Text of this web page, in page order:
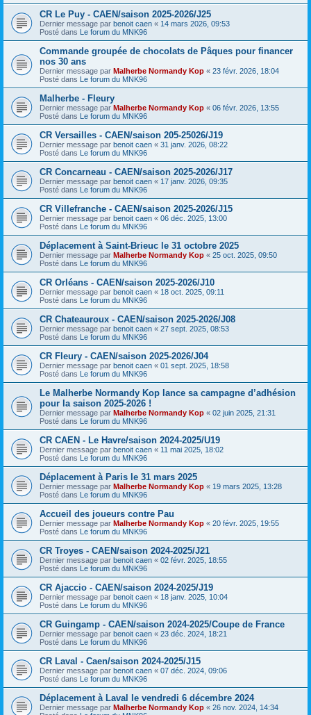
CR Le Puy - CAEN/saison 2025-2026/J25
Dernier message par benoit caen « 14 mars 2026, 09:53
Posté dans Le forum du MNK96
Commande groupée de chocolats de Pâques pour financer
nos 30 ans
Dernier message par Malherbe Normandy Kop « 23 févr. 2026, 18:04
Posté dans Le forum du MNK96
Malherbe - Fleury
Dernier message par Malherbe Normandy Kop « 06 févr. 2026, 13:55
Posté dans Le forum du MNK96
CR Versailles - CAEN/saison 205-25026/J19
Dernier message par benoit caen « 31 janv. 2026, 08:22
Posté dans Le forum du MNK96
CR Concarneau - CAEN/saison 2025-2026/J17
Dernier message par benoit caen « 17 janv. 2026, 09:35
Posté dans Le forum du MNK96
CR Villefranche - CAEN/saison 2025-2026/J15
Dernier message par benoit caen « 06 déc. 2025, 13:00
Posté dans Le forum du MNK96
Déplacement à Saint-Brieuc le 31 octobre 2025
Dernier message par Malherbe Normandy Kop « 25 oct. 2025, 09:50
Posté dans Le forum du MNK96
CR Orléans - CAEN/saison 2025-2026/J10
Dernier message par benoit caen « 18 oct. 2025, 09:11
Posté dans Le forum du MNK96
CR Chateauroux - CAEN/saison 2025-2026/J08
Dernier message par benoit caen « 27 sept. 2025, 08:53
Posté dans Le forum du MNK96
CR Fleury - CAEN/saison 2025-2026/J04
Dernier message par benoit caen « 01 sept. 2025, 18:58
Posté dans Le forum du MNK96
Le Malherbe Normandy Kop lance sa campagne d’adhésion
pour la saison 2025-2026 !
Dernier message par Malherbe Normandy Kop « 02 juin 2025, 21:31
Posté dans Le forum du MNK96
CR CAEN - Le Havre/saison 2024-2025/U19
Dernier message par benoit caen « 11 mai 2025, 18:02
Posté dans Le forum du MNK96
Déplacement à Paris le 31 mars 2025
Dernier message par Malherbe Normandy Kop « 19 mars 2025, 13:28
Posté dans Le forum du MNK96
Accueil des joueurs contre Pau
Dernier message par Malherbe Normandy Kop « 20 févr. 2025, 19:55
Posté dans Le forum du MNK96
CR Troyes - CAEN/saison 2024-2025/J21
Dernier message par benoit caen « 02 févr. 2025, 18:55
Posté dans Le forum du MNK96
CR Ajaccio - CAEN/saison 2024-2025/J19
Dernier message par benoit caen « 18 janv. 2025, 10:04
Posté dans Le forum du MNK96
CR Guingamp - CAEN/saison 2024-2025/Coupe de France
Dernier message par benoit caen « 23 déc. 2024, 18:21
Posté dans Le forum du MNK96
CR Laval - Caen/saison 2024-2025/J15
Dernier message par benoit caen « 07 déc. 2024, 09:06
Posté dans Le forum du MNK96
Déplacement à Laval le vendredi 6 décembre 2024
Dernier message par Malherbe Normandy Kop « 26 nov. 2024, 14:34